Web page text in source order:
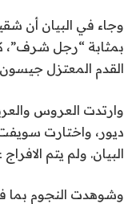
وجاء في البيان أن
بمثابة “رجل شرف”،
القدم المعتزل
وارتدت العروس
ديور، واختارت
البيان. ولم يتم
وشوهدت النجوم بما